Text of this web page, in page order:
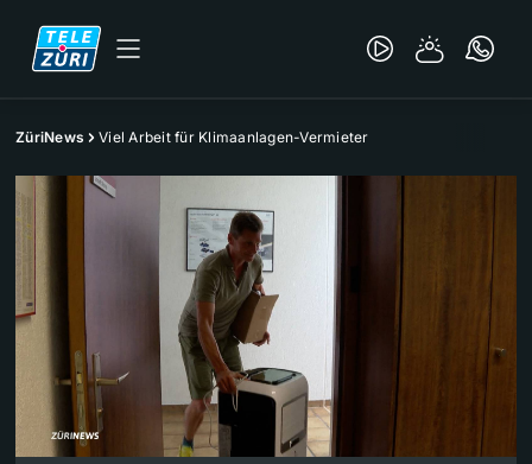
ZüriNews Viel Arbeit für Klimaanlagen-Vermieter